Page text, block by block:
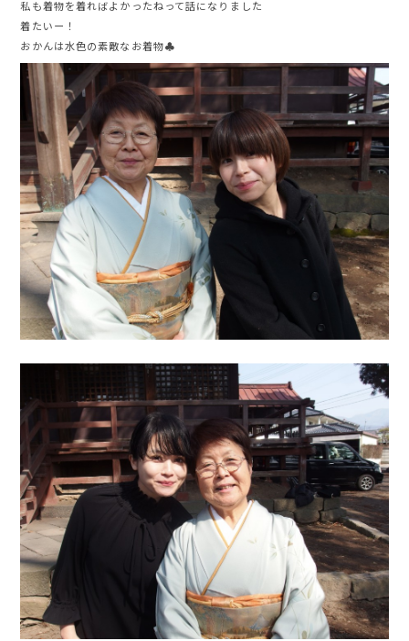
私も着物を着ればよかったねって話になりました
着たいー！
おかんは水色の素敵なお着物♣